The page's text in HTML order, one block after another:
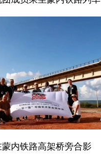
蒙内铁路高架桥旁合影